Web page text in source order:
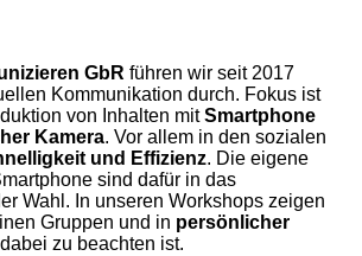
GbR führen wir seit 2017
Kommunikation durch. Fokus ist
von Inhalten mitSmartphone
Kamera. Vor allem in den sozialen
und Effizienz. Die eigene
sind dafür in das
Wahl. In unseren Workshops zeigen
Gruppen und in persönlicher
zu beachten ist.